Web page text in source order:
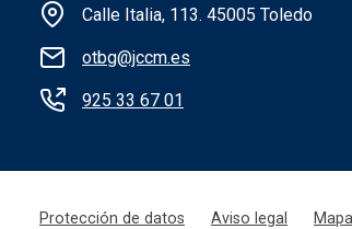
Información de la
Calle Italia, 113. 45005 Toledo
otbg@jccm.es
925 33 67 01
Protección de datos Aviso legal